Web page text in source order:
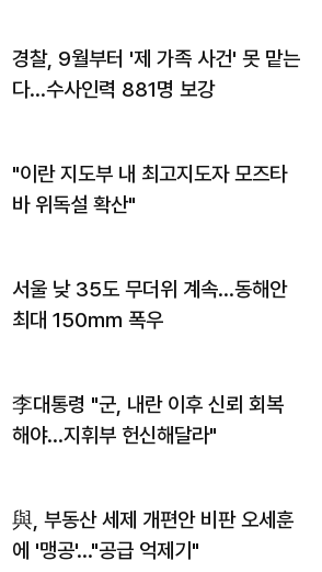
경찰, 9월부터 '제 가족 사건' 못 맡는
다…수사인력 881명 보강
"이란 지도부 내 최고지도자 모즈타
바 위독설 확산"
서울 낮 35도 무더위 계속…동해안
최대 150㎜ 폭우
李대통령 "군, 내란 이후 신뢰 회복
해야…지휘부 헌신해달라"
與, 부동산 세제 개편안 비판 오세훈
에 '맹공'…"공급 억제기"